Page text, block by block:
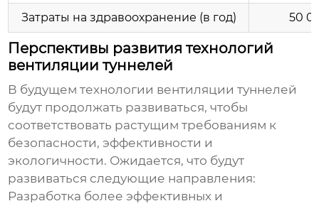
Затраты на здравоохранение (в год) 50
Перспективы развития технологий
вентиляции туннелей
В будущем технологии вентиляции туннелей
будут продолжать развиваться, чтобы
соответствовать растущим требованиям к
безопасности, эффективности и
экологичности. Ожидается, что будут
развиваться следующие направления:
Разработка более эффективных и